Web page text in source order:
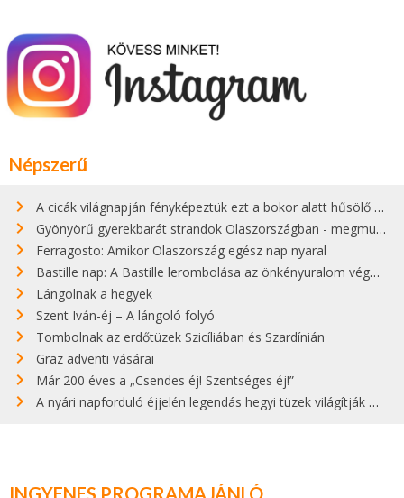
Népszerű
A cicák világnapján fényképeztük ezt a bokor alatt hűsölő cicát Kisorosziban
Gyönyörű gyerekbarát strandok Olaszországban - megmutatjuk a 15 legjobbat
Ferragosto: Amikor Olaszország egész nap nyaral
Bastille nap: A Bastille lerombolása az önkényuralom végét jelentette
Lángolnak a hegyek
Szent Iván-éj – A lángoló folyó
Tombolnak az erdőtüzek Szicíliában és Szardínián
Graz adventi vásárai
Már 200 éves a „Csendes éj! Szentséges éj!”
A nyári napforduló éjjelén legendás hegyi tüzek világítják meg Zugspitzét
INGYENES PROGRAMAJÁNLÓ